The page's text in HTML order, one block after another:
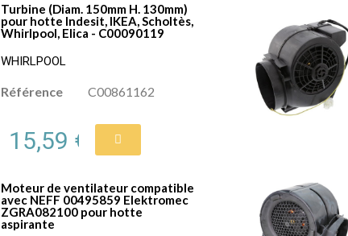
Turbine (Diam. 150mm H. 130mm)
pour hotte Indesit, IKEA, Scholtès,
Whirlpool, Elica - C00090119
WHIRLPOOL
Référence C00861162
15,59 €
Moteur de ventilateur compatible
avec NEFF 00495859 Elektromec
ZGRA082100 pour hotte
aspirante